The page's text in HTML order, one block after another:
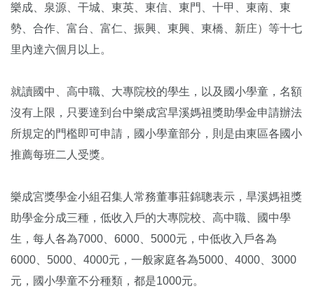
樂成、泉源、干城、東英、東信、東門、十甲、東南、東
勢、合作、富台、富仁、振興、東興、東橋、新庄）等十七
里內達六個月以上。
就讀國中、高中職、大專院校的學生，以及國小學童，名額
沒有上限，只要達到台中樂成宮旱溪媽祖獎助學金申請辦法
所規定的門檻即可申請，國小學童部分，則是由東區各國小
推薦每班二人受獎。
樂成宮獎學金小組召集人常務董事莊錦聰表示，旱溪媽祖獎
助學金分成三種，低收入戶的大專院校、高中職、國中學
生，每人各為7000、6000、5000元，中低收入戶各為
6000、5000、4000元，一般家庭各為5000、4000、3000
元，國小學童不分種類，都是1000元。